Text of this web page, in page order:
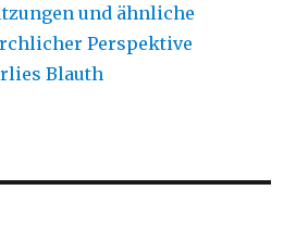
und ähnliche
Perspektive
Blauth